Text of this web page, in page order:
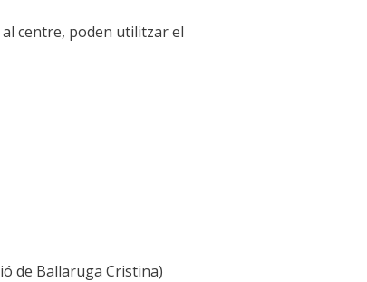
al centre, poden utilitzar el
de Ballaruga Cristina)